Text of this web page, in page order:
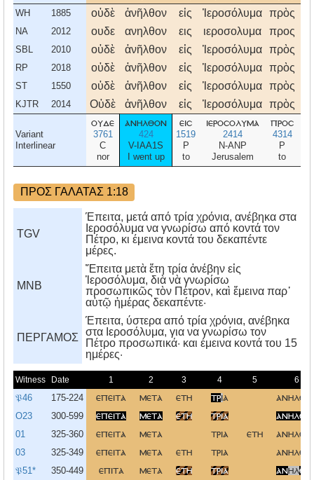
WH 1885 οὐδὲ ἀνῆλθον εἰς Ἰεροσόλυμα πρὸς
NA 2012 ουδε ανηλθον εις ιεροσολυμα προς
SBL 2010 οὐδὲ ἀνῆλθον εἰς Ἱεροσόλυμα πρὸς
RP 2018 οὐδὲ ἀνῆλθον εἰς Ἱεροσόλυμα πρὸς
ST 1550 οὐδὲ ἀνῆλθον εἰς Ἱεροσόλυμα πρὸς
KJTR 2014 Οὐδὲ ἀνῆλθον εἰς Ἱεροσόλυμα πρὸς
Variant
Interlinear
ουδε
3761
C
nor
ανηλθον
424
V-IAA1S
I went up
εισ
1519
P
to
ιεροσολυμα
2414
N-ANP
Jerusalem
προσ
4314
P
to
ΠΡΟΣ ΓΑΛΑΤΑΣ 1:18
TGV
Έπειτα, μετά από τρία χρόνια, ανέβηκα στα
Ιεροσόλυμα να γνωρίσω από κοντά τον
Πέτρο, κι έμεινα κοντά του δεκαπέντε
μέρες.
MNB
Ἔπειτα μετὰ ἔτη τρία ἀνέβην εἰς
Ἱεροσόλυμα, διὰ νὰ γνωρίσω
προσωπικῶς τὸν Πέτρον, καὶ ἔμεινα παρ᾿
αὐτῷ ἡμέρας δεκαπέντε·
ΠΕΡΓΑΜΟΣ
Έπειτα, ύστερα από τρία χρόνια, ανέβηκα
στα Iεροσόλυμα, για να γνωρίσω τον
Πέτρο προσωπικά· και έμεινα κοντά του 15
ημέρες·
Witness Date 1 2 3 4 5 6
𝔓46 175-224 επειτα μετα ετη τρια
O23 300-599 επειτα μετα ετη τρια
01 325-360 επειτα μετα τρια ετη
03 325-349 επειτα μετα ετη τρια
𝔓51* 350-449 επιτα μετα ετη τρια ανηλθ